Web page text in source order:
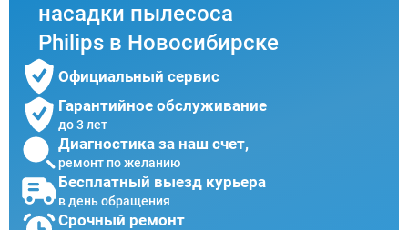
насадки пылесоса
Philips в Новосибирске
Официальный сервис
Гарантийное обслуживание
до 3 лет
Диагностика за наш счет,
ремонт по желанию
Бесплатный выезд курьера
в день обращения
Срочный ремонт